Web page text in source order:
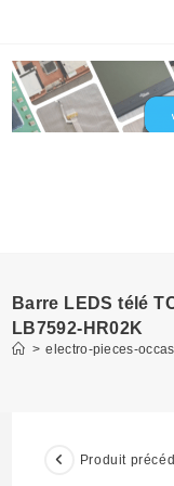
content
Barre LEDS télé
LB7592-HR02K
> electro-pieces-
Produit